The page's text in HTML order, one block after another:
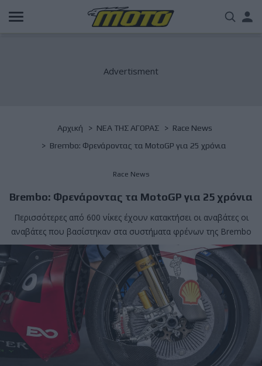
Παράκαμψη
προς
Breadcrumb
Αρχική NΕΑ ΤΗΣ ΑΓΟΡΑΣ
Race News
Brembo: Φρενάροντας τα MotoGP για 25 χρόνια
Race News
Brembo: Φρενάροντας τα MotoGP για 25 χρόνια
Περισσότερες από 600 νίκες έχουν κατακτήσει οι αναβάτες οι
αναβάτες που βασίστηκαν στα συστήματα φρένων της Brembo